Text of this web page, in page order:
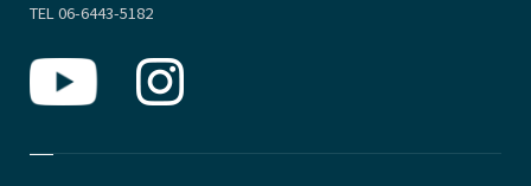
TEL 06-6443-5182